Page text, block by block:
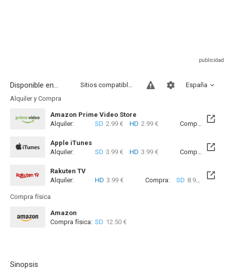
Disponible en... España
Sitios compatibles
Alquiler y Compra
Amazon Prime Video Store
Alquiler:
SD 2.99 € HD 2.99 € Compra: SD
Apple iTunes
Alquiler:
SD 3.99 € HD 3.99 € Compra: SD
Rakuten TV
Alquiler:
HD 3.99 € Compra: SD 8.99 € HD
Compra física
Amazon
Compra física: SD 12.50 €
Sinopsis